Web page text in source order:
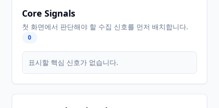
Core Signals
첫 화면에서 판단해야 할 수집 신호를 먼저 배치합니다.
0
표시할 핵심 신호가 없습니다.